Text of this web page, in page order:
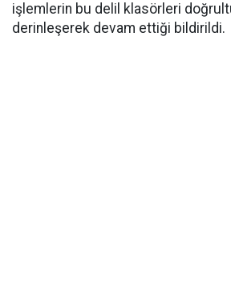
işlemlerin bu delil klasörleri
derinleşerek devam ettiği bildirildi.